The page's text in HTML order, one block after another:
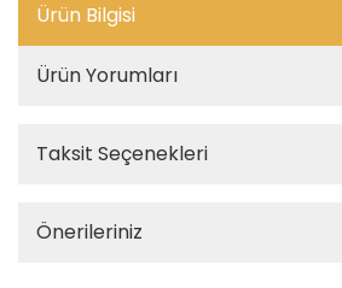
Ürün Bilgisi
Ürün Yorumları
Taksit Seçenekleri
Önerileriniz